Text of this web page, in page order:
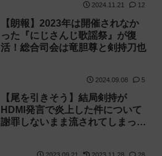
2024.11.21 12
【朗報】2023年は開催されなか
った『にじさんじ歌謡祭』が復
活！総合司会は竜胆尊と剣持刀也
2024.09.08 5
【尾を引きそう】結局剣持が
HDMI発言で炎上した件について
謝罪しないまま流されてしまった